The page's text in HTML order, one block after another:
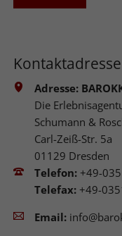
Adresse:
Die
Schumann &
Carl-Zeiß-Str. 5a
01129 Dresden
Telefon:+49-
Telefax:+49-
Email: